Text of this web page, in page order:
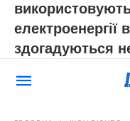
електроенергії
здогадуються